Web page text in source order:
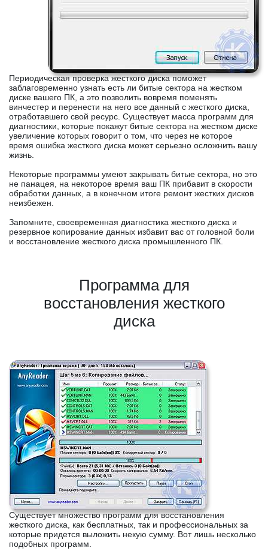
Периодическая проверка жесткого диска поможет
заблаговременно узнать есть ли битые сектора на жестком
диске вашего ПК, а это позволить вовремя поменять
винчестер и перенести на него все данный с жесткого диска,
отработавшего свой ресурс. Существует масса программ для
диагностики, которые покажут битые сектора на жестком диске
увеличение которых говорит о том, что через не которое
время ошибка жесткого диска может серьезно осложнить вашу
жизнь.
Некоторые программы умеют закрывать битые сектора, но это
не панацея, на некоторое время ваш ПК прибавит в скорости
обработки данных, а в конечном итоге ремонт жестких дисков
неизбежен.
Запомните, своевременная диагностика жесткого диска и
резервное копирование данных избавит вас от головной боли
и восстановление жесткого диска промышленного ПК.
Программа для
восстановления жесткого
диска
Существует множество программ для восстановления
жесткого диска, как бесплатных, так и профессиональных за
которые придется выложить некую сумму. Вот лишь несколько
подобных программ.